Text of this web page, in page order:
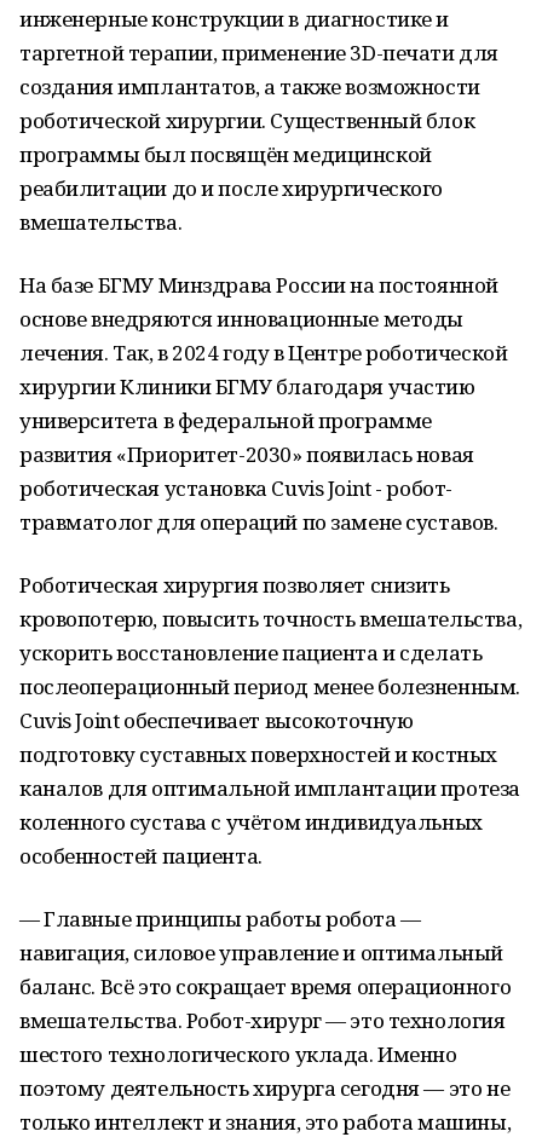
инженерные конструкции в диагностике и
таргетной терапии, применение 3D-печати для
создания имплантатов, а также возможности
роботической хирургии. Существенный блок
программы был посвящён медицинской
реабилитации до и после хирургического
вмешательства.
На базе БГМУ Минздрава России на постоянной
основе внедряются инновационные методы
лечения. Так, в 2024 году в Центре роботической
хирургии Клиники БГМУ благодаря участию
университета в федеральной программе
развития «Приоритет-2030» появилась новая
роботическая установка Cuvis Joint - робот-
травматолог для операций по замене суставов.
Роботическая хирургия позволяет снизить
кровопотерю, повысить точность вмешательства,
ускорить восстановление пациента и сделать
послеоперационный период менее болезненным.
Cuvis Joint обеспечивает высокоточную
подготовку суставных поверхностей и костных
каналов для оптимальной имплантации протеза
коленного сустава с учётом индивидуальных
особенностей пациента.
— Главные принципы работы робота —
навигация, силовое управление и оптимальный
баланс. Всё это сокращает время операционного
вмешательства. Робот-хирург — это технология
шестого технологического уклада. Именно
поэтому деятельность хирурга сегодня — это не
только интеллект и знания, это работа машины,